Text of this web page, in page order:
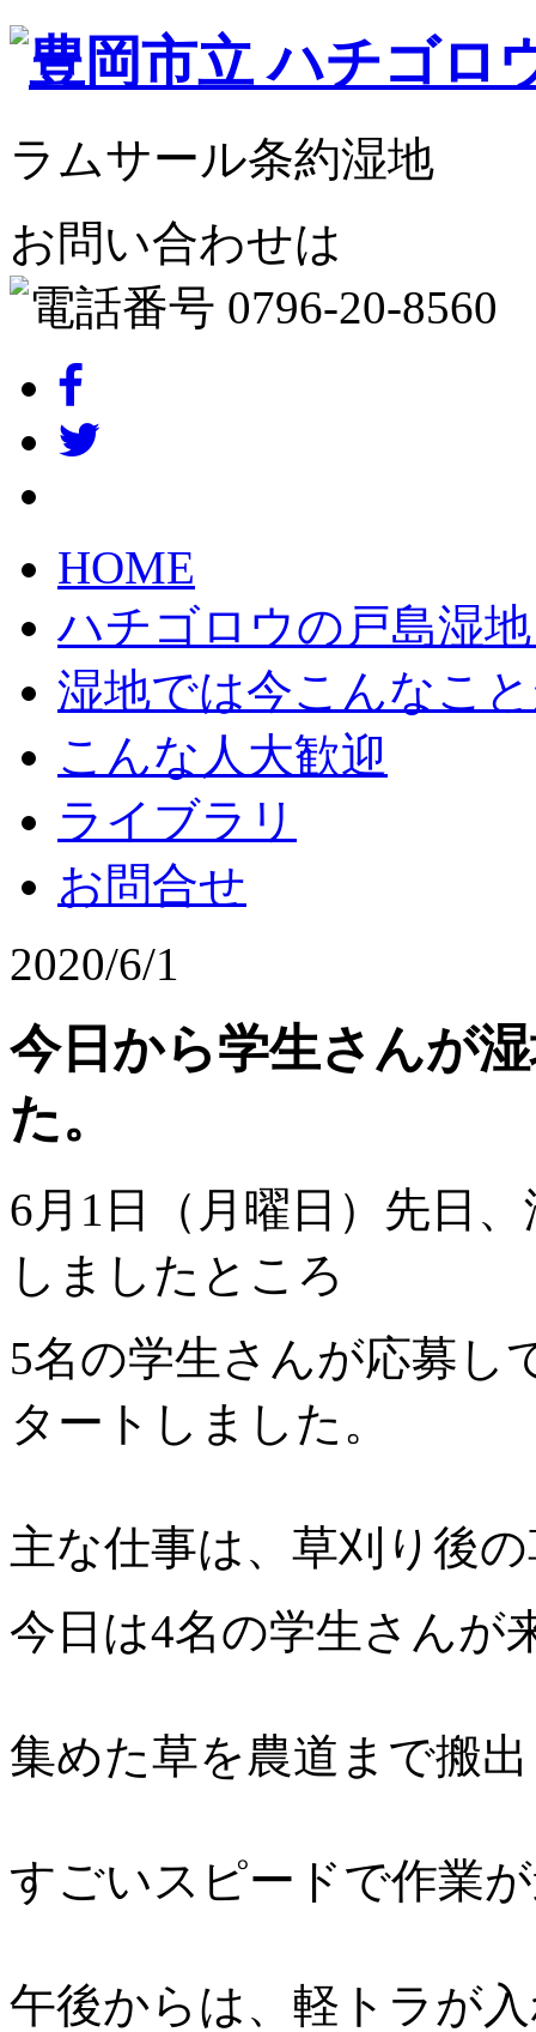
ラムサール条約湿地
お問い合わせは
HOME
ハチゴロウの戸島湿
湿地では今こんなこ
こんな人大歓迎
ライブラリ
お問合せ
2020/6/1
今日から学生さんが
た。
6月1日（月曜日）先日
しましたところ
5名の学生さんが応募し
タートしました。
主な仕事は、草刈り後
今日は4名の学生さんが
集めた草を農道まで搬
すごいスピードで作業
午後からは、軽トラが